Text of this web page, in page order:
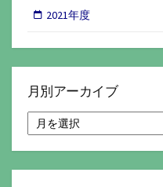
2021年度
月別アーカイブ
別
ア